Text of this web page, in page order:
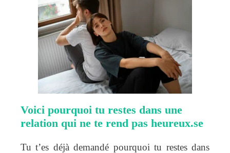
Voici pourquoi tu restes dans une
relation qui ne te rend pas heureux.se
Tu t’es déjà demandé pourquoi tu restes dans